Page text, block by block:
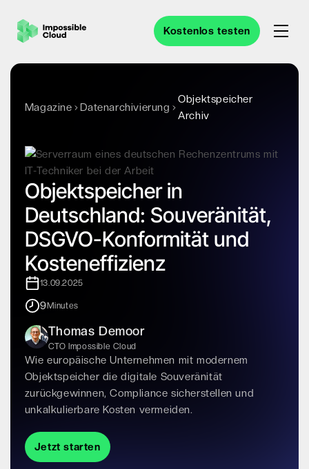
Kostenlos testen
Magazine Datenarchivierung
Objektspeicher
Archiv
Objektspeicher in
Deutschland: Souveränität,
DSGVO-Konformität und
Kosteneffizienz
13.09.2025
9Minutes
Thomas Demoor
CTO Impossible Cloud
Wie europäische Unternehmen mit modernem
Objektspeicher die digitale Souveränität
zurückgewinnen, Compliance sicherstellen und
unkalkulierbare Kosten vermeiden.
Jetzt starten